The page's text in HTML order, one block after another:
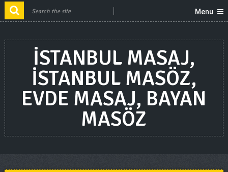
Menu
ISTANBUL MASAJ,
ISTANBUL MASÖZ,
EVDE MASAJ, BAYAN
MASÖZ